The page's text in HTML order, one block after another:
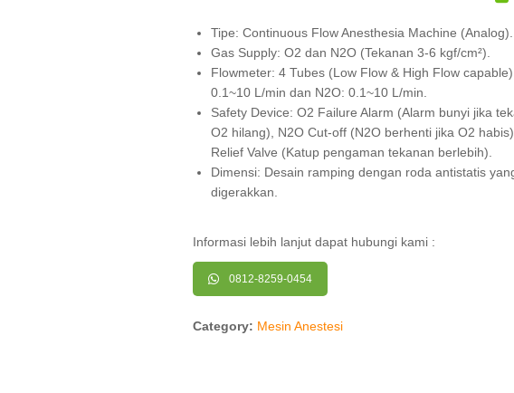
Tipe: Continuous Flow Anesthesia Machine (Analog).
Gas Supply: O2 dan N2O (Tekanan 3-6 kgf/cm²).
Flowmeter: 4 Tubes (Low Flow & High Flow
0.1~10 L/min dan N2O: 0.1~10 L/min.
Safety Device: O2 Failure Alarm (Alarm bunyi jika
O2 hilang), N2O Cut-off (N2O berhenti jika O2
Relief Valve (Katup pengaman tekanan berlebih).
Dimensi: Desain ramping dengan roda antistatis
digerakkan.
Informasi lebih lanjut dapat hubungi kami :
0812-8259-0454
Category: Mesin Anestesi